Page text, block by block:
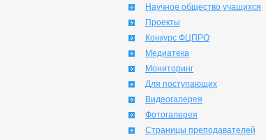
Научное общество учащихся
Проекты
Конкурс ФЦПРО
Медиатека
Мониторинг
Для поступающих
Видеогалерея
Фотогалерея
Страницы преподавателей